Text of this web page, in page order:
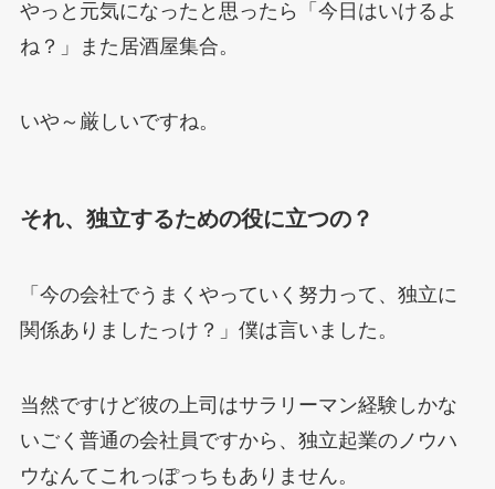
やっと元気になったと思ったら「今日はいけるよ
ね？」また居酒屋集合。
いや～厳しいですね。
それ、独立するための役に立つの？
「今の会社でうまくやっていく努力って、独立に
関係ありましたっけ？」僕は言いました。
当然ですけど彼の上司はサラリーマン経験しかな
いごく普通の会社員ですから、独立起業のノウハ
ウなんてこれっぽっちもありません。